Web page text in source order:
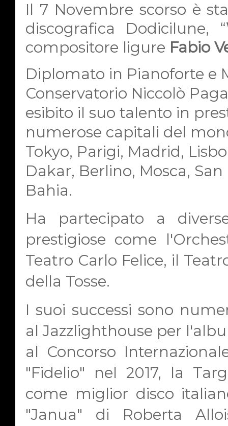
Il 7 Novembre scorso è
discografica Dodicilune, “
compositore ligure Fabio
Diplomato in Pianoforte e
Conservatorio Niccolò
esibito il suo talento in
numerose capitali del
Tokyo, Parigi, Madrid,
Dakar, Berlino, Mosca,
Bahia.
Ha partecipato a
prestigiose come
Teatro Carlo Felice, il
della Tosse.
I suoi successi sono
al Jazzlighthouse per
al Concorso
"Fidelio" nel 2017, la
come miglior disco
"Janua" di Roberta